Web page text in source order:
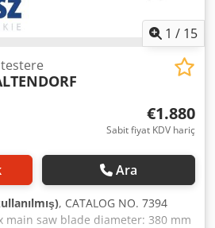
1 / 15
€1.880
Sabit fiyat KDV hariç
Ara
, CATALOG NO. 7394
main saw blade diameter: 380 mm